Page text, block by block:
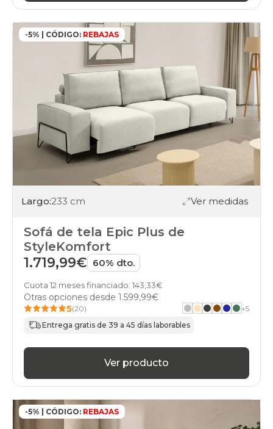
-5% | CÓDIGO: REBAJAS
Largo:233 cm Ver medidas
Sofá de tela Epic Plus de
StyleKomfort
1.719,99€ 60% dto.
Cuota 12 meses financiado: 143,33€
Otras opciones desde 1.599,99€
5(20) +5
Entrega gratis de 39 a 45 días laborables
Ver producto
-5% | CÓDIGO: REBAJAS